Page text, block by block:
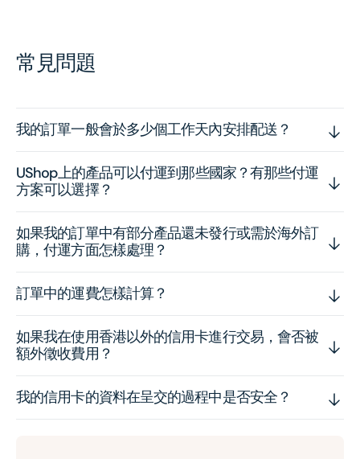
常見問題
我的訂單一般會於多少個工作天內安排配送？
UShop上的產品可以付運到那些國家？有那些付運
方案可以選擇？
如果我的訂單中有部分產品還未發行或需於海外訂
購，付運方面怎樣處理？
訂單中的運費怎樣計算？
如果我在使用香港以外的信用卡進行交易，會否被
額外徵收費用？
我的信用卡的資料在呈交的過程中是否安全？